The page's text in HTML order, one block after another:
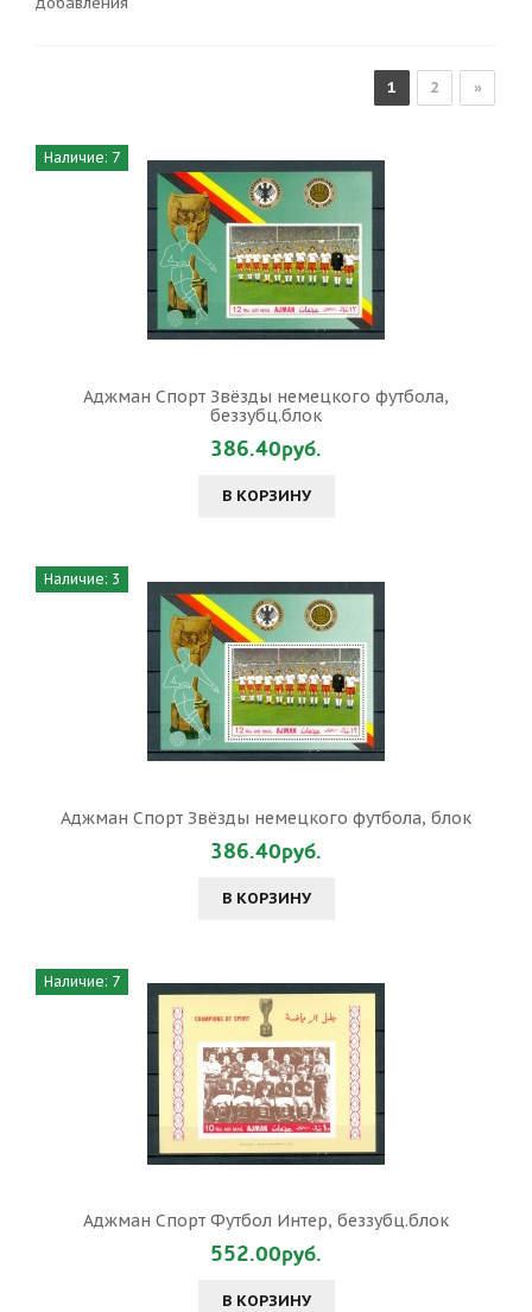
1 2 »
Наличие: 7
Аджман Спорт Звёзды немецкого футбола,
беззубц.блок
386.40руб.
В КОРЗИНУ
Наличие: 3
Аджман Спорт Звёзды немецкого футбола, блок
386.40руб.
В КОРЗИНУ
Наличие: 7
Аджман Спорт Футбол Интер, беззубц.блок
552.00руб.
В КОРЗИНУ